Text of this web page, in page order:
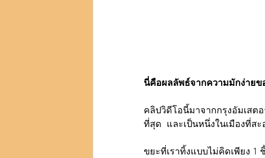
นี่คือผลลัพธ์จากความมักง่าย
คลิปวิดีโอนี้มาจากกรุงอัมเสต
ที่สุด  และเป็นหนึ่งในเมืองที่ส
ขยะที่เราทิ้งแบบไม่คิดเพียง